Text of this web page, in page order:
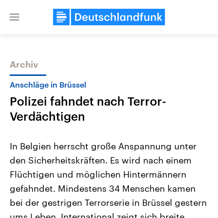
Close
Themen
Landtagswahl Sachsen-Anhalt
2026
Alle Informationen
Sachsen-Anhalt wählt am 6.
September 2026 einen neuen
Landtag. Seit 2021 wird das
Bundesland von einer Koalition aus
USA
Aktuelle Beiträge,
Hintergründe
Wirtschaftlich und
gehören die Vereinigten
den mächtigsten Ländern
mit großem Einfluss auf
Archiv
Anschläge in Brüssel
Polizei fahndet nach Terror-
Verdächtigen
In Belgien herrscht große Anspannung unter
den Sicherheitskräften. Es wird nach einem
Flüchtigen und möglichen Hintermännern
gefahndet. Mindestens 34 Menschen kamen
bei der gestrigen Terrorserie in Brüssel gestern